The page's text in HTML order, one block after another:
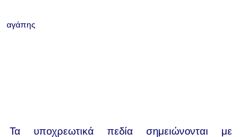
αγάπης
Τα υποχρεωτικά πεδία σημειώνονται με